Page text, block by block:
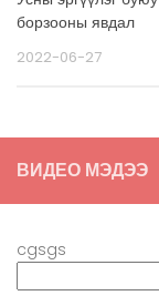
борзооны явдал
2022-06-27
ВИДЕО МЭДЭЭ
cgsgs